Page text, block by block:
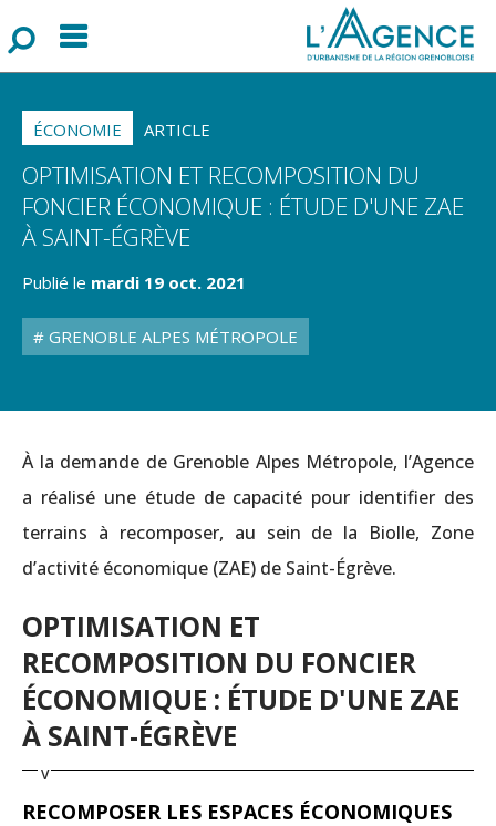
Menu
ÉCONOMIE ARTICLE
OPTIMISATION ET RECOMPOSITION DU
FONCIER ÉCONOMIQUE : ÉTUDE D'UNE ZAE
À SAINT-ÉGRÈVE
Publié le mardi 19 oct. 2021
GRENOBLE ALPES MÉTROPOLE
À la demande de Grenoble Alpes Métropole, l’Agence
a réalisé une étude de capacité pour identifier des
terrains à recomposer, au sein de la Biolle, Zone
d’activité économique (ZAE) de Saint-Égrève.
OPTIMISATION ET
RECOMPOSITION DU FONCIER
ÉCONOMIQUE : ÉTUDE D'UNE ZAE
À SAINT-ÉGRÈVE
RECOMPOSER LES ESPACES ÉCONOMIQUES